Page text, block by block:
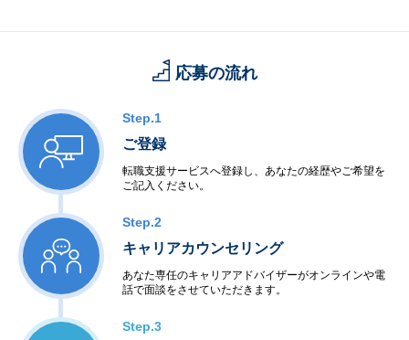
応募の流れ
Step.1
ご登録
転職支援サービスへ登録し、あなたの経歴やご希望を
ご記入ください。
Step.2
キャリアカウンセリング
あなた専任のキャリアアドバイザーがオンラインや電
話で面談をさせていただきます。
Step.3